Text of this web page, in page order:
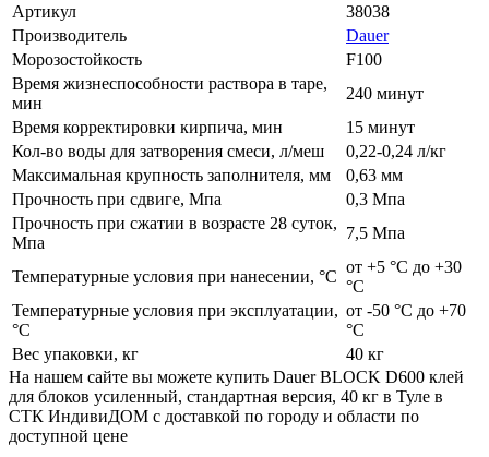
Артикул
38038
Производитель
Dauer
Морозостойкость
F100
Время жизнеспособности раствора в таре,
мин
240 минут
Время корректировки кирпича, мин
15 минут
Кол-во воды для затворения смеси, л/меш
0,22-0,24 л/кг
Максимальная крупность заполнителя, мм
0,63 мм
Прочность при сдвиге, Мпа
0,3 Мпа
Прочность при сжатии в возрасте 28 суток,
Мпа
7,5 Мпа
Температурные условия при нанесении, °C
от +5 °С до +30
°С
Температурные условия при эксплуатации,
°C
от -50 °С до +70
°С
Вес упаковки, кг
40 кг
На нашем сайте вы можете купить Dauer BLOCK D600 клей
для блоков усиленный, стандартная версия, 40 кг в Туле в
СТК ИндивиДОМ с доставкой по городу и области по
доступной цене